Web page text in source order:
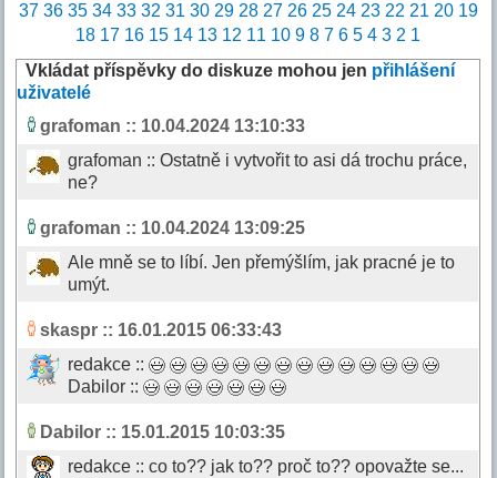
37 36 35 34 33 32 31 30 29 28 27 26 25 24 23 22 21 20 19
18 17 16 15 14 13 12 11 10 9 8 7 6 5 4 3 2 1
Vkládat příspěvky do diskuze mohou jen přihlášení
uživatelé
grafoman :: 10.04.2024 13:10:33
grafoman :: Ostatně i vytvořit to asi dá trochu práce,
ne?
grafoman :: 10.04.2024 13:09:25
Ale mně se to líbí. Jen přemýšlím, jak pracné je to
umýt.
skaspr :: 16.01.2015 06:33:43
redakce ::
Dabilor ::
Dabilor :: 15.01.2015 10:03:35
redakce :: co to?? jak to?? proč to?? opovažte se...